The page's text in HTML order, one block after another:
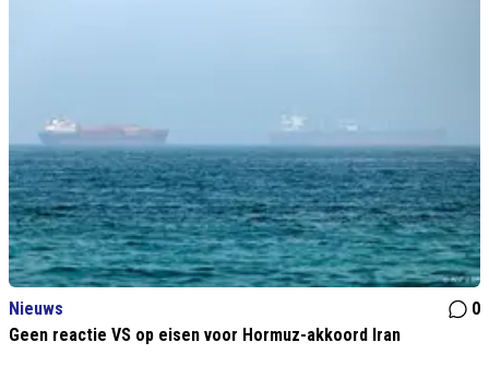
Nieuws
0
Geen reactie VS op eisen voor Hormuz-akkoord Iran